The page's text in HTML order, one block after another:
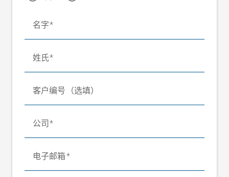
名字
姓氏
客户编号（选填）
公司
电子邮箱